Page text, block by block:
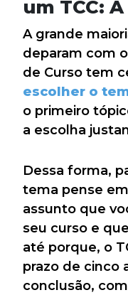
um TCC:
A grande
deparam com
de Curso tem
escolher o
o primeiro
a escolha
Dessa forma,
tema pense
assunto que
seu curso e
até porque, o
prazo de cinco
conclusão,